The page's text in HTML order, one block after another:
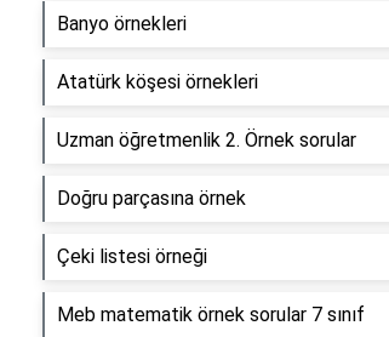
Banyo örnekleri
Atatürk köşesi örnekleri
Uzman öğretmenlik 2. Örnek sorular
Doğru parçasına örnek
Çeki listesi örneği
Meb matematik örnek sorular 7 sınıf